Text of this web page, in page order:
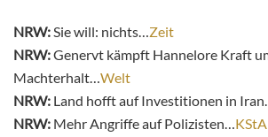
NRW:Sie will: nichts…Zeit
NRW:Genervt kämpft Hannelore Kraft
Machterhalt…Welt
NRW: Land hofft auf Investitionen in
NRW: Mehr Angriffe auf Polizisten…KStA